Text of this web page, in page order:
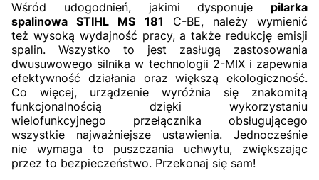
Wśród udogodnień, jakimi dysponuje pilarka
spalinowa STIHL MS 181 C-BE, należy wymienić
też wysoką wydajność pracy, a także redukcję emisji
spalin. Wszystko to jest zasługą zastosowania
dwusuwowego silnika w technologii 2-MIX i zapewnia
efektywność działania oraz większą ekologiczność.
Co więcej, urządzenie wyróżnia się znakomitą
funkcjonalnością dzięki wykorzystaniu
wielofunkcyjnego przełącznika obsługującego
wszystkie najważniejsze ustawienia. Jednocześnie
nie wymaga to puszczania uchwytu, zwiększając
przez to bezpieczeństwo. Przekonaj się sam!